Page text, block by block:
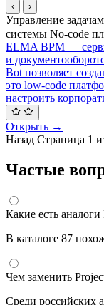
‹ ›
Управление
системы No-code
ELMA BPM —
и
Bot позволяет
это low-code
настроить
Открыть →
Назад Страница 1
Частые
Какие есть аналоги
В каталоге 87
Чем заменить
Среди российских